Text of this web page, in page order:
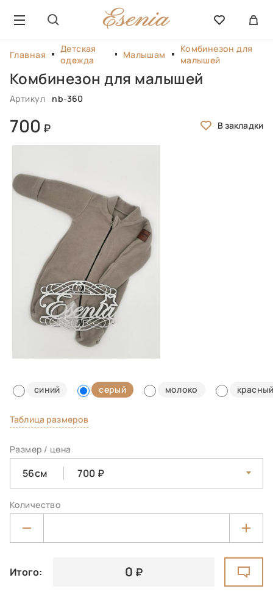
Главная
Детская
одежда
Малышам
Комбинезон для
малышей
Комбинезон для малышей
Артикул nb-360
700
синий серый молоко
Таблица размеров
Размер / цена
56см 700
Количество
Итого: 0